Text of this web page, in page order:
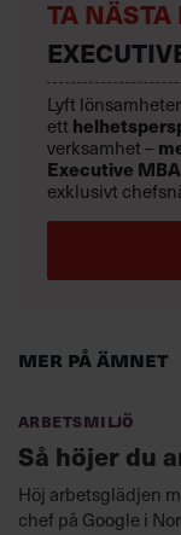
Mer på ämnet
Arbetsmiljö
Så höjer du
Höj arbetsglädjen
chef på Google i
TA NÄSTA
Lyft
ett
verksamhet –
Executive MBA
exklusivt